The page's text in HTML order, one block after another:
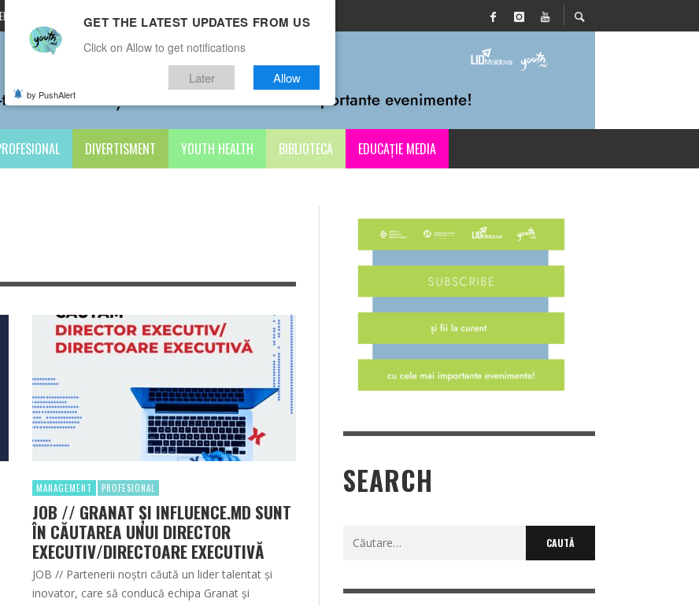
ȘI CONDIȚII CONTACTE
DIVERTISMENT YOUTH HEALTH BIBLIOTECA EDUCAȚIE MEDIA
MANAGEMENT PROFESIONAL
JOB // GRANAT ȘI INFLUENCE.MD SUNT
ÎN CĂUTAREA UNUI DIRECTOR
EXECUTIV/DIRECTOARE EXECUTIVĂ
JOB // Partenerii noștri căută un lider talentat și
inovator, care să conducă echipa Granat și
SEARCH
Caută
GET THE LATEST UPDATES FROM US
Click on Allow to get notifications
Later Allow
by PushAlert